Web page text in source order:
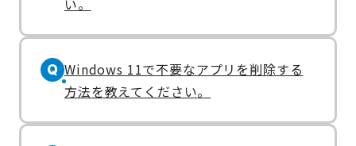
い。
Q Windows 11で不要なアプリを削除する
方法を教えてください。